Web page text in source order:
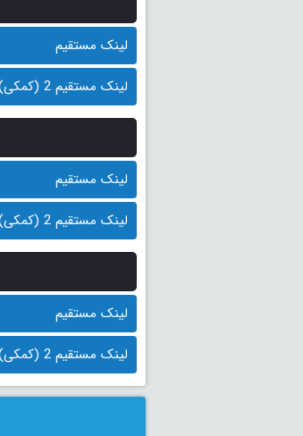
لینک مستقیم
لینک مستقیم 2 (کمکی)
لینک مستقیم
لینک مستقیم 2 (کمکی)
لینک مستقیم
لینک مستقیم 2 (کمکی)